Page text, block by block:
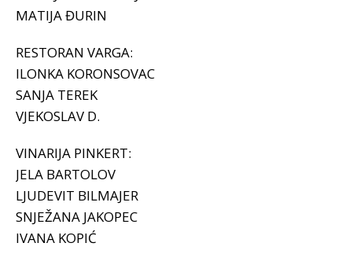
MATIJA ĐURIN
RESTORAN VARGA:
ILONKA KORONSOVAC
SANJA TEREK
VJEKOSLAV D.
VINARIJA PINKERT:
JELA BARTOLOV
LJUDEVIT BILMAJER
SNJEŽANA JAKOPEC
IVANA KOPIĆ